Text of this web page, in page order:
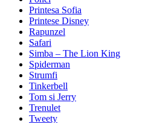
Printesa Sofia
Printese Disney
Rapunzel
Safari
Simba – The Lion King
Spiderman
Strumfi
Tinkerbell
Tom si Jerry
Trenulet
Tweety